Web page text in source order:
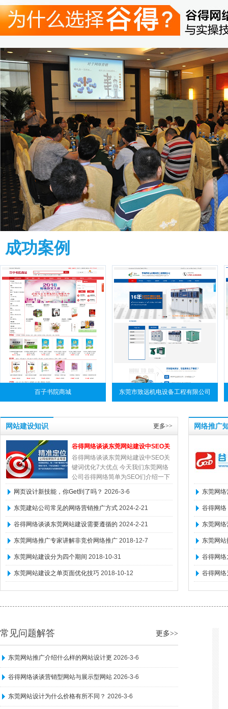
成功案例
百子书院商城 东莞市致远机电设备工程有限公司
网站建设知识 更多>>
谷得网络谈谈东莞网站建设中SEO关
键...
谷得网络谈谈东莞网站建设中SEO关
键词优化7大优点 今天我们东莞网络
公司谷得网络简单为SEO们介绍一下
优...
2026-3-6
网页设计新技能，你Get到了吗？ 2026-3-6
东莞建站公司常见的网络营销推广方式 2024-2-21
谷得网络谈谈东莞网站建设需要遵循的 2024-2-21
东莞网络推广专家讲解非竞价网络推广 2018-12-7
东莞网站建设分为四个期间 2018-10-31
东莞网站建设之单页面优化技巧 2018-10-12
网络推广
2026-3-6
东莞网
谷得网络
东莞网
东莞网
谷得网络
谷得网络
常见问题解答 更多>>
东莞网站推广介绍什么样的网站设计更 2026-3-6
谷得网络谈谈营销型网站与展示型网站 2026-3-6
东莞网站设计为什么价格有所不同？ 2026-3-6